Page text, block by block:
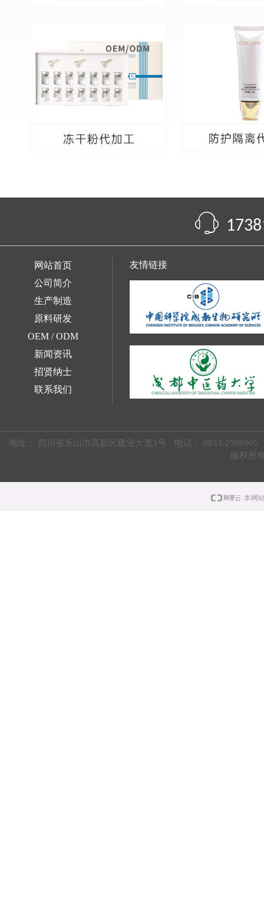
生产制造
ꁱ
公司简介
网站首页
地址： 四川省乐山市高新区建业大道3号 电话：
0833-2598905
版权所
原料研发
OEM / ODM
联系我们
友情链接
新闻资讯
招贤纳士
本网